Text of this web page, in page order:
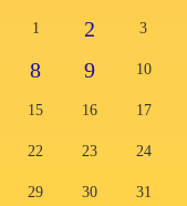
1 2 3
8 9 10
15 16 17
22 23 24
29 30 31